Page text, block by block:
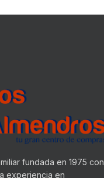
fundada en 1975 con
experiencia en